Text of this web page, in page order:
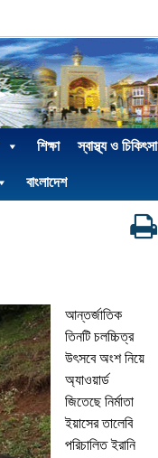
শিক্ষা স্বাস্থ্য ও চিকিৎসা
বাংলাদেশ
আন্তর্জাতিক
তিনটি চলচ্চিত্র
উৎসবে অংশ নিয়ে
অ্যাওয়ার্ড
জিতেছে নির্মাতা
ইয়াসের তালেবি
পরিচালিত ইরানি